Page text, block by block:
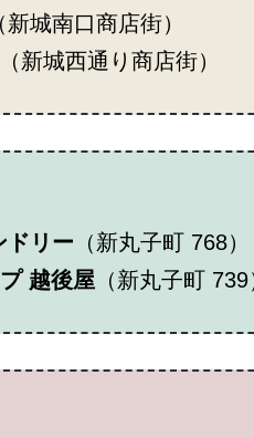
新城南口商店街）
（新城西通り商店街）
ドリー （新丸子町 768）
越後屋 （新丸子町